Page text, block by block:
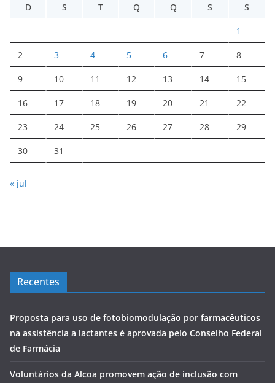
D
S T Q Q S S
1
2 3 4 5 6 7 8
9 10 11 12 13 14 15
16 17 18 19 20 21 22
23 24 25 26 27 28 29
30 31
« jul
Recentes
Proposta para uso de fotobiomodulação por farmacêuticos
na assistência a lactantes é aprovada pelo Conselho Federal
de Farmácia
Voluntários da Alcoa promovem ação de inclusão com